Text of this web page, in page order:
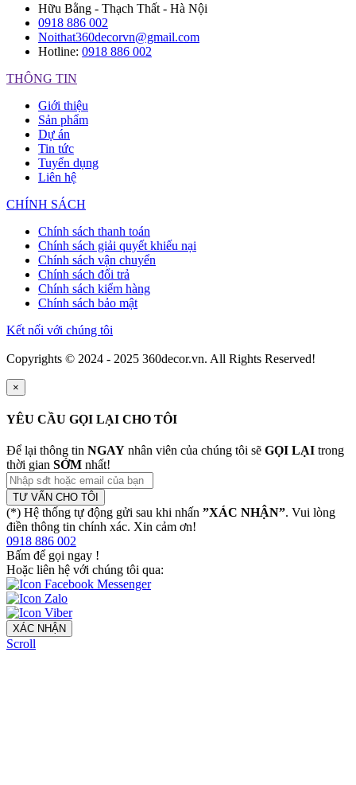
Hữu Bằng - Thạch Thất - Hà Nội
0918 886 002
Noithat360decorvn@gmail.com
Hotline: 0918 886 002
THÔNG TIN
Giới thiệu
Sản phẩm
Dự án
Tin tức
Tuyển dụng
Liên hệ
CHÍNH SÁCH
Chính sách thanh toán
Chính sách giải quyết khiếu nại
Chính sách vận chuyển
Chính sách đổi trả
Chính sách kiểm hàng
Chính sách bảo mật
Kết nối với chúng tôi
Copyrights © 2024 - 2025 360decor.vn. All Rights Reserved!
×
YÊU CẦU GỌI LẠI CHO TÔI
Để lại thông tin NGAY nhân viên của chúng tôi sẽ GỌI LẠI trong
thời gian SỚM nhất!
TƯ VẤN CHO TÔI
(*) Hệ thống tự động gửi sau khi nhấn ”XÁC NHẬN”. Vui lòng
điền thông tin chính xác. Xin cảm ơn!
0918 886 002
Bấm để gọi ngay !
Hoặc liên hệ với chúng tôi qua:
XÁC NHẬN
Scroll